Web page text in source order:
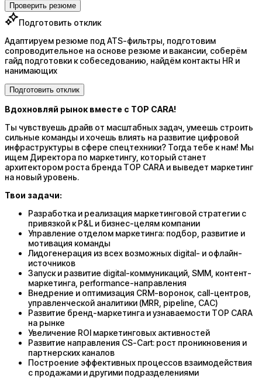
Проверить резюме
Подготовить отклик
Адаптируем резюме под ATS-фильтры, подготовим
сопроводительное на основе резюме и вакансии, соберём
гайд подготовки к собеседованию, найдём контакты HR и
нанимающих
Подготовить отклик
Вдохновляй рынок вместе с TOP CARA!
Ты чувствуешь драйв от масштабных задач, умеешь строить
сильные команды и хочешь влиять на развитие цифровой
инфраструктуры в сфере спецтехники? Тогда тебе к нам! Мы
ищем Директора по маркетингу, который станет
архитектором роста бренда TOP CARA и выведет маркетинг
на новый уровень.
Твои задачи:
Разработка и реализация маркетинговой стратегии с
привязкой к P&L и бизнес-целям компании
Управление отделом маркетинга: подбор, развитие и
мотивация команды
Лидогенерация из всех возможных digital- и офлайн-
источников
Запуск и развитие digital-коммуникаций, SMM, контент-
маркетинга, performance-направления
Внедрение и оптимизация CRM-воронок, call-центров,
управленческой аналитики (MRR, pipeline, CAC)
Развитие бренд-маркетинга и узнаваемости TOP CARA
на рынке
Увеличение ROI маркетинговых активностей
Развитие направления CS-Cart: рост проникновения и
партнерских каналов
Построение эффективных процессов взаимодействия
с продажами и другими подразделениями